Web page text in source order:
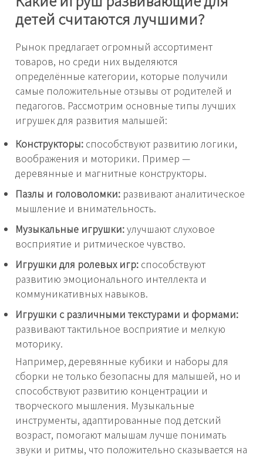
детей считаются лучшими?
Рынок предлагает огромный ассортимент
товаров, но среди них выделяются
определённые категории, которые получили
самые положительные отзывы от родителей и
педагогов. Рассмотрим основные типы лучших
игрушек для развития малышей:
Конструкторы: способствуют развитию логики,
воображения и моторики. Пример —
деревянные и магнитные конструкторы.
Пазлы и головоломки: развивают аналитическое
мышление и внимательность.
Музыкальные игрушки:улучшают слуховое
восприятие и ритмическое чувство.
Игрушки для ролевых игр: способствуют
развитию эмоционального интеллекта и
коммуникативных навыков.
Игрушки с различными текстурами и формами:
развивают тактильное восприятие и мелкую
моторику.
Например, деревянные кубики и наборы для
сборки не только безопасны для малышей, но и
способствуют развитию концентрации и
творческого мышления. Музыкальные
инструменты, адаптированные под детский
возраст, помогают малышам лучше понимать
звуки и ритмы, что положительно сказывается на